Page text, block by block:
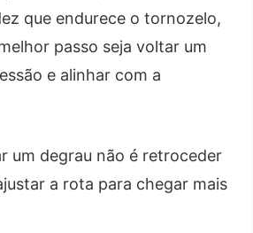
que endurece o tornozelo,
passo seja voltar um
e alinhar com a
um degrau não é retroceder
a rota para chegar mais